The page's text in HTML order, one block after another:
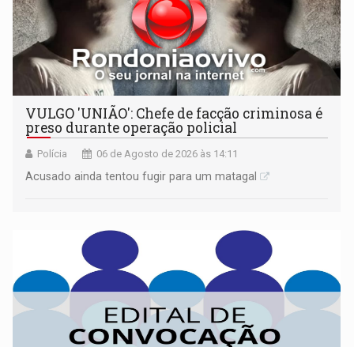
VULGO 'UNIÃO': Chefe de facção criminosa é
preso durante operação policial
Polícia 06 de Agosto de 2026 às 14:11
Acusado ainda tentou fugir para um matagal